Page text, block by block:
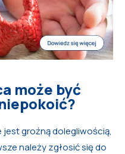
może być
groźną dolegliwością,
należy zgłosić się do